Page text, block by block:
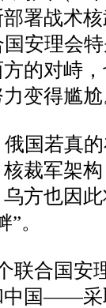
署战术
安理会
的对峙
变得尴
俄国若真
裁军架
方也因
”。
联合国安
国——